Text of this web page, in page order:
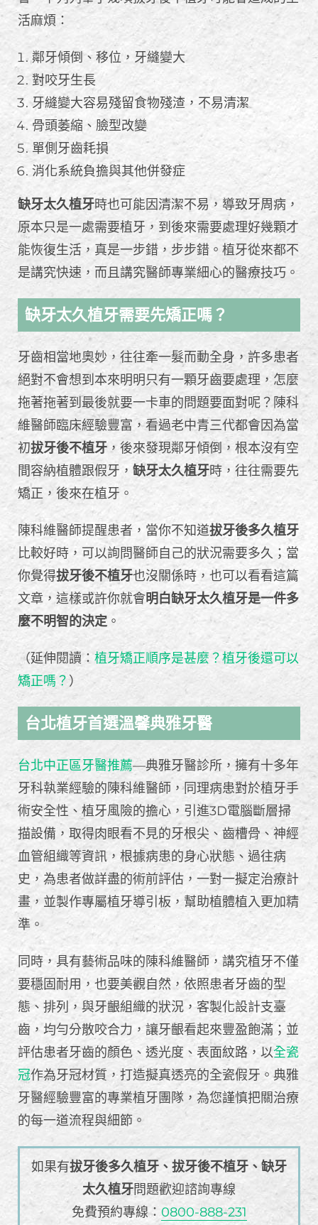
活麻煩：
鄰牙傾倒、移位，牙縫變大
對咬牙生長
牙縫變大容易殘留食物殘渣，不易清潔
骨頭萎縮、臉型改變
單側牙齒耗損
消化系統負擔與其他併發症
缺牙太久植牙時也可能因清潔不易，導致牙周病，
原本只是一處需要植牙，到後來需要處理好幾顆才
能恢復生活，真是一步錯，步步錯。植牙從來都不
是講究快速，而且講究醫師專業細心的醫療技巧。
缺牙太久植牙需要先矯正嗎？
牙齒相當地奧妙，往往牽一髮而動全身，許多患者
絕對不會想到本來明明只有一顆牙齒要處理，怎麼
拖著拖著到最後就要一卡車的問題要面對呢？陳科
維醫師臨床經驗豐富，看過老中青三代都會因為當
初拔牙後不植牙 ，後來發現鄰牙傾倒，根本沒有空
間容納植體跟假牙， 缺牙太久植牙時，往往需要先
矯正，後來在植牙。
陳科維醫師提醒患者，當你不知道拔牙後多久植牙
比較好時，可以詢問醫師自己的狀況需要多久；當
你覺得拔牙後不植牙也沒關係時，也可以看看這篇
文章，這樣或許你就會明白缺牙太久植牙是一件多
麼不明智的決定。
（延伸閱讀： 植牙矯正順序是甚麼？植牙後還可以
矯正嗎？ ）
台北植牙首選溫馨典雅牙醫
台北中正區牙醫推薦—典雅牙醫診所，擁有十多年
牙科執業經驗的陳科維醫師，同理病患對於植牙手
術安全性、植牙風險的擔心，引進3D電腦斷層掃
描設備，取得肉眼看不見的牙根尖、齒槽骨、神經
血管組織等資訊，根據病患的身心狀態、過往病
史，為患者做詳盡的術前評估，一對一擬定治療計
畫，並製作專屬植牙導引板，幫助植體植入更加精
準。
同時，具有藝術品味的陳科維醫師，講究植牙不僅
要穩固耐用，也要美觀自然，依照患者牙齒的型
態、排列，與牙齦組織的狀況，客製化設計支臺
齒，均勻分散咬合力，讓牙齦看起來豐盈飽滿；並
評估患者牙齒的顏色、透光度、表面紋路，以全瓷
冠作為牙冠材質，打造擬真透亮的全瓷假牙。典雅
牙醫經驗豐富的專業植牙團隊，為您謹慎把關治療
的每一道流程與細節。
如果有拔牙後多久植牙、拔牙後不植牙、缺牙
太久植牙問題歡迎諮詢專線
免費預約專線： 0800-888-231